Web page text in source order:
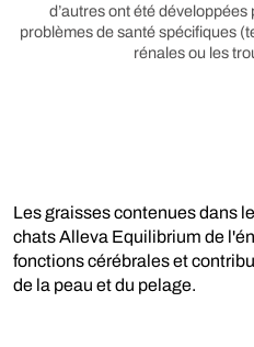
d’autres ont été
problèmes de santé spécifiques
rénales ou les
Les graisses contenues dans
chats Alleva Equilibrium de
fonctions cérébrales et
de la peau et du pelage.